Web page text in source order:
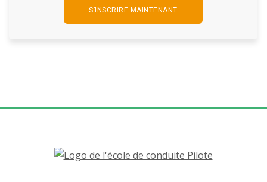
S’INSCRIRE MAINTENANT